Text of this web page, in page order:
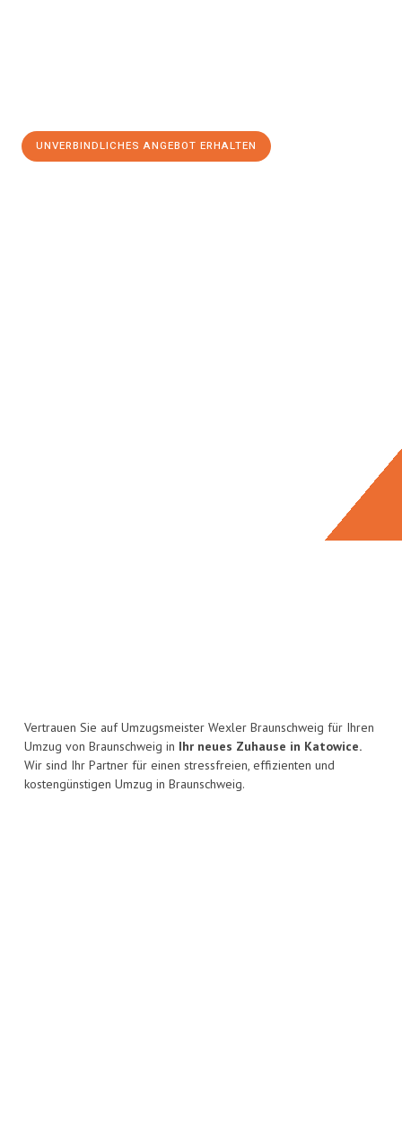
UNVERBINDLICHES ANGEBOT ERHALTEN
Vertrauen Sie auf Umzugsmeister Wexler Braunschweig für Ihren
Umzug von Braunschweig in Ihr neues Zuhause in Katowice.
Wir sind Ihr Partner für einen stressfreien, effizienten und
kostengünstigen Umzug in Braunschweig.